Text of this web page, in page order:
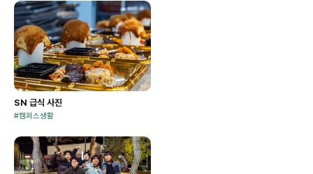
SN 급식 사진
#캠퍼스생활